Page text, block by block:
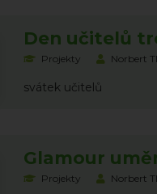
Den učitelů
Projekty Norbert
svátek učitelů
Glamour
Projekty Norbert